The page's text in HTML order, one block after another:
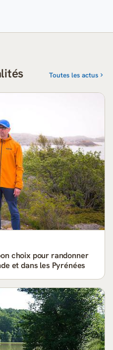
Toutes les actus
choix pour randonner
et dans les Pyrénées